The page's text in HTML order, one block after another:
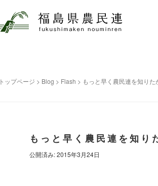
トップページ > Blog > Flash > もっと早く農民連を知りた
もっと早く農民連を知り
公開済み: 2015年3月24日